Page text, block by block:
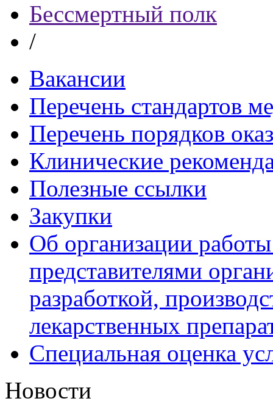
Бессмертный полк
/
Вакансии
Перечень стандартов
Перечень порядков
Клинические
Полезные ссылки
Закупки
Об организации
представителями
разработкой,
лекарственных
Специальная оценка
Новости